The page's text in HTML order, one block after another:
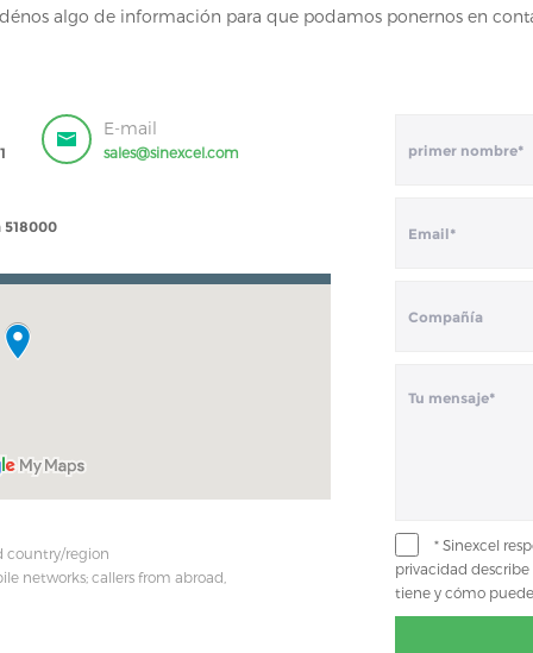
algo de información para que podamos ponernos en
E-mail
sales@sinexcel.com
518000
country/region
networks; callers from abroad,
* Sinexcel
privacidad
tiene y cómo puede